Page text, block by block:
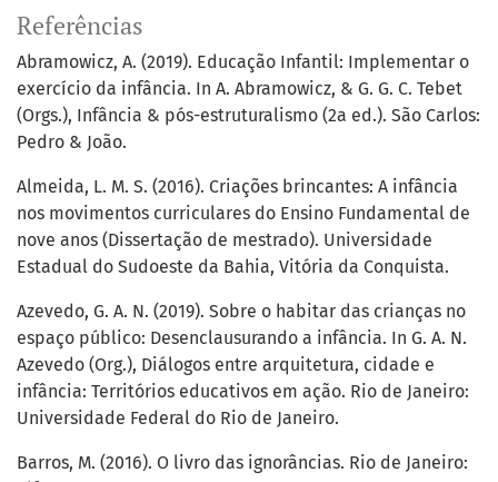
Referências
Abramowicz, A. (2019). Educação Infantil: Implementar o
exercício da infância. In A. Abramowicz, & G. G. C. Tebet
(Orgs.), Infância & pós-estruturalismo (2a ed.). São Carlos:
Pedro & João.
Almeida, L. M. S. (2016). Criações brincantes: A infância
nos movimentos curriculares do Ensino Fundamental de
nove anos (Dissertação de mestrado). Universidade
Estadual do Sudoeste da Bahia, Vitória da Conquista.
Azevedo, G. A. N. (2019). Sobre o habitar das crianças no
espaço público: Desenclausurando a infância. In G. A. N.
Azevedo (Org.), Diálogos entre arquitetura, cidade e
infância: Territórios educativos em ação. Rio de Janeiro:
Universidade Federal do Rio de Janeiro.
Barros, M. (2016). O livro das ignorâncias. Rio de Janeiro: